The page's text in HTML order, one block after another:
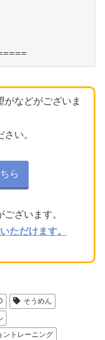
がなどがございま
い。
ら
ざいます。
ただけます。
そうめん
ントレーニング